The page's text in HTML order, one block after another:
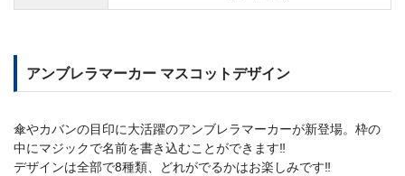
アンブレラマーカー マスコットデザイン
傘やカバンの目印に大活躍のアンブレラマーカーが新登場。枠の
中にマジックで名前を書き込むことができます‼
デザインは全部で8種類、どれがでるかはお楽しみです‼